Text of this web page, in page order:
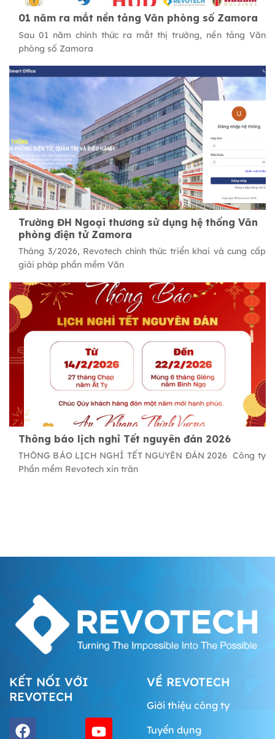
01 năm ra mắt nền tảng Văn phòng số Zamora
Sau 01 năm chính thức ra mắt thị trường, nền tảng Văn
phòng số Zamora
Trường ĐH Ngoại thương sử dụng hệ thống Văn
phòng điện tử Zamora
Tháng 3/2026, Revotech chính thức triển khai và cung cấp
giải pháp phần mềm Văn
Thông báo lịch nghỉ Tết nguyên đán 2026
THÔNG BÁO LỊCH NGHỈ TẾT NGUYÊN ĐÁN 2026 Công ty
Phần mềm Revotech xin trân
KẾT NỐI VỚI
REVOTECH
VỀ REVOTECH
Giới thiệu công ty
Tuyển dụng